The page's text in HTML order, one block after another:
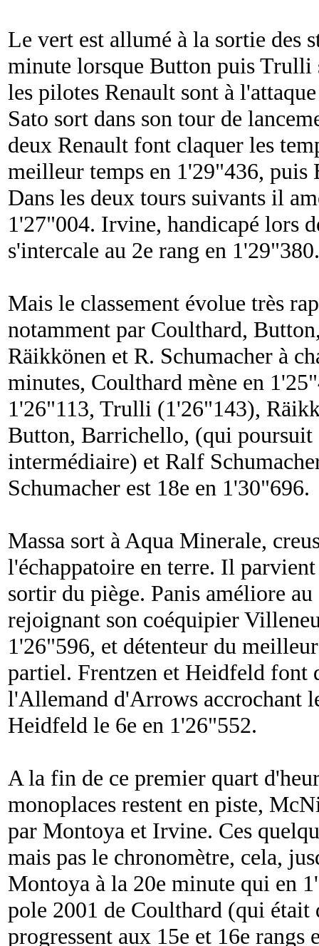
Le vert est allumé à la sortie des
minute lorsque Button puis Trulli
les pilotes Renault sont à
Sato sort dans son tour de
deux Renault font claquer les
meilleur temps en 1'29"436, puis
Dans les deux tours suivants il
1'27"004. Irvine, handicapé lors
s'intercale au 2e rang en 1'29"380.
Mais le classement évolue très
notamment par Coulthard,
Räikkönen et R. Schumacher à
minutes, Coulthard mène en
1'26"113, Trulli (1'26"143),
Button, Barrichello, (qui poursuit
intermédiaire) et Ralf
Schumacher est 18e en 1'30"696.
Massa sort à Aqua Minerale,
l'échappatoire en terre. Il
sortir du piège. Panis améliore
rejoignant son coéquipier
1'26"596, et détenteur du
partiel. Frentzen et Heidfeld font
l'Allemand d'Arrows accrochant
Heidfeld le 6e en 1'26"552.
A la fin de ce premier quart
monoplaces restent en piste,
par Montoya et Irvine. Ces
mais pas le chronomètre, cela,
Montoya à la 20e minute qui en
pole 2001 de Coulthard (qui
progressent aux 15e et 16e